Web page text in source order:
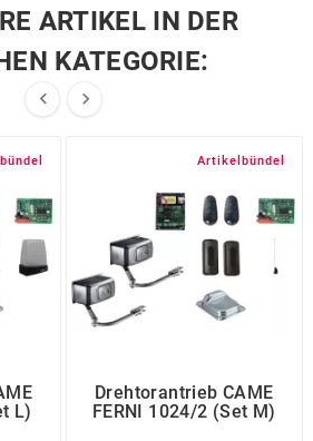
ARTIKEL IN DER
KATEGORIE:
 
L)
Artikelbündel
Drehtorantrieb CAME
FERNI 1024/2 (Set M)